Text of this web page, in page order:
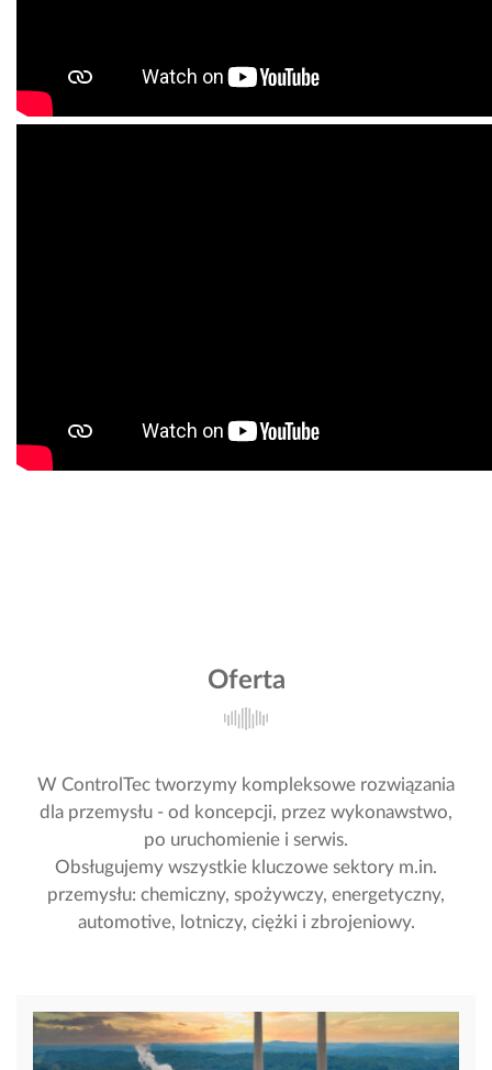
Oferta
W ControlTec tworzymy kompleksowe rozwiązania
dla przemysłu - od koncepcji, przez wykonawstwo,
po uruchomienie i serwis.
Obsługujemy wszystkie kluczowe sektory m.in.
przemysłu: chemiczny, spożywczy, energetyczny,
automotive, lotniczy, ciężki i zbrojeniowy.